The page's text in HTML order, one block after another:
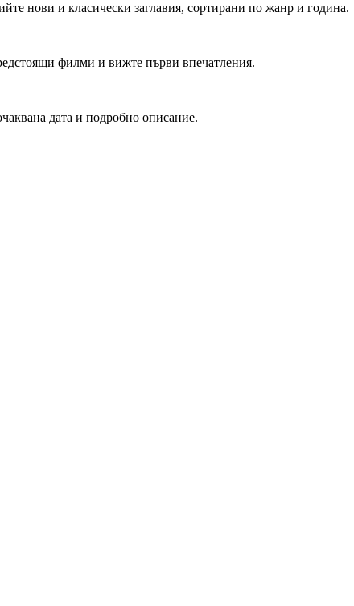
нови и класически заглавия, сортирани по жанр и година.
филми и вижте първи впечатления.
дата и подробно описание.